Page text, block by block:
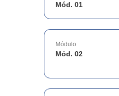
Mód. 01
Módulo
Mód. 02